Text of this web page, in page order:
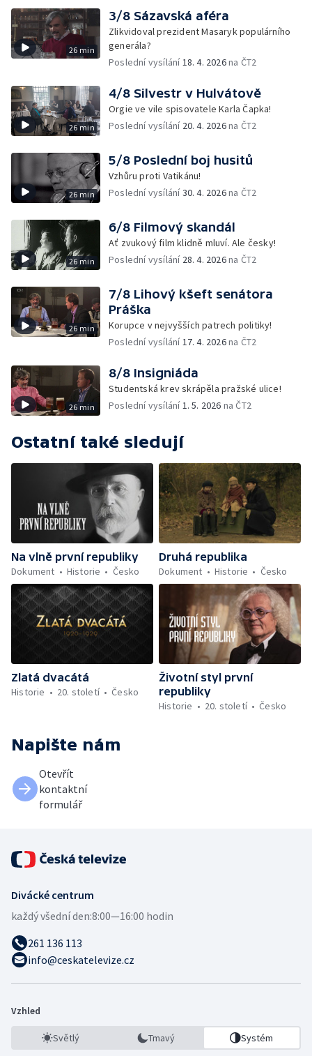
26 min
3/8 Sázavská aféra
Zlikvidoval prezident Masaryk populárního
generála?
Poslední vysílání18. 4. 2026na ČT2
26 min
4/8 Silvestr v Hulvátově
Orgie ve vile spisovatele Karla Čapka!
Poslední vysílání 20. 4. 2026na ČT2
26 min
5/8 Poslední boj husitů
Vzhůru proti Vatikánu!
Poslední vysílání30. 4. 2026na ČT2
26 min
6/8 Filmový skandál
Ať zvukový film klidně mluví. Ale česky!
Poslední vysílání 28. 4. 2026na ČT2
26 min
7/8 Lihový kšeft senátora
Práška
Korupce v nejvyšších patrech politiky!
Poslední vysílání17. 4. 2026na ČT2
26 min
8/8 Insigniáda
Studentská krev skrápěla pražské ulice!
Poslední vysílání1. 5. 2026 na ČT2
Ostatní také sledují
Na vlně první republiky
Dokument
Historie Česko
Druhá republika
Dokument
Historie Česko
Zlatá dvacátá
Historie
20. století Česko
Životní styl první
republiky
Historie
20. století Česko
Napište nám
Otevřít
kontaktní
formulář
Divácké centrum
každý všední den:8:00—16:00 hodin
261 136 113
info@ceskatelevize.cz
Vzhled
Světlý Tmavý Systém